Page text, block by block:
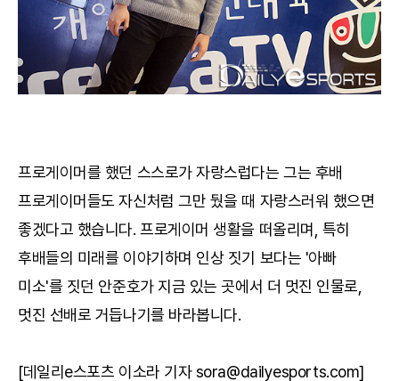
프로게이머를 했던 스스로가 자랑스럽다는 그는 후배
프로게이머들도 자신처럼 그만 뒀을 때 자랑스러워 했으면
좋겠다고 했습니다. 프로게이머 생활을 떠올리며, 특히
후배들의 미래를 이야기하며 인상 짓기 보다는 '아빠
미소'를 짓던 안준호가 지금 있는 곳에서 더 멋진 인물로,
멋진 선배로 거듭나기를 바라봅니다.
[데일리e스포츠 이소라 기자 sora@dailyesports.com]